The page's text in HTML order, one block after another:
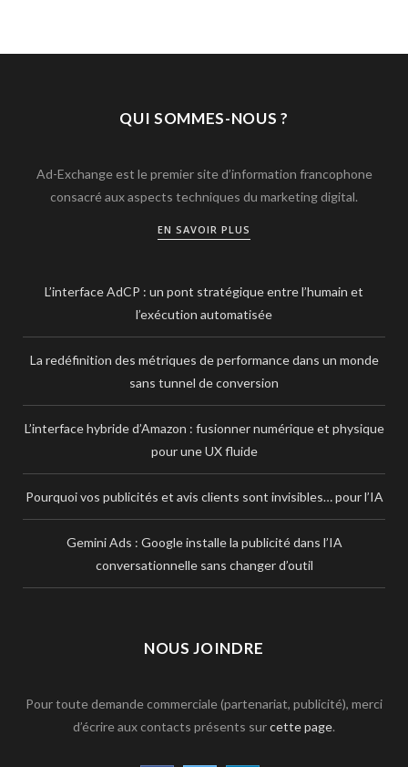
QUI SOMMES-NOUS ?
Ad-Exchange est le premier site d’information francophone
consacré aux aspects techniques du marketing digital.
EN SAVOIR PLUS
L’interface AdCP : un pont stratégique entre l’humain et
l’exécution automatisée
La redéfinition des métriques de performance dans un monde
sans tunnel de conversion
L’interface hybride d’Amazon : fusionner numérique et physique
pour une UX fluide
Pourquoi vos publicités et avis clients sont invisibles… pour l’IA
Gemini Ads : Google installe la publicité dans l’IA
conversationnelle sans changer d’outil
NOUS JOINDRE
Pour toute demande commerciale (partenariat, publicité), merci
d’écrire aux contacts présents surcette page.